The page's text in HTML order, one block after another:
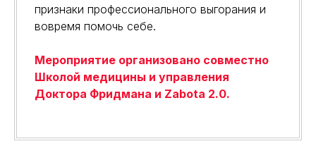
признаки профессионального выгорания и
вовремя помочь себе.
Мероприятие организовано совместно
Школой медицины и управления
Доктора Фридмана и Zabota 2.0.